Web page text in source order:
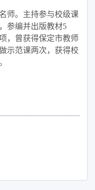
师。主持参与校级课
参编并出版教材5
，曾获得保定市教师
示范课两次，获得校